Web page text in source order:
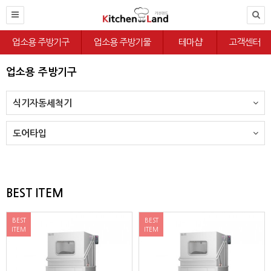
업소용 주방기구 업소용 주방기물 테마샵 고객센터
업소용 주방기구
식기자동세척기
도어타입
BEST ITEM
BEST
ITEM
BEST
ITEM